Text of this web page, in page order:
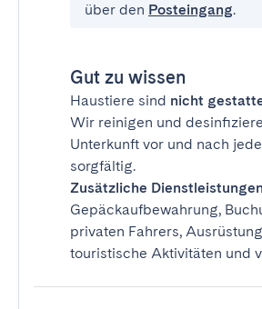
über den Posteingang.
Gut zu wissen
Haustiere sind nicht
Wir reinigen und
Unterkunft vor und nach
sorgfältig.
Zusätzliche Dienstleistungen
Gepäckaufbewahrung,
privaten Fahrers,
touristische Aktivitäten und